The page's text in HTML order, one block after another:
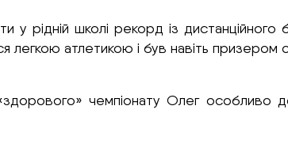
школі рекорд із дистанційного
атлетикою і був навіть
чемпіонату Олег особливо